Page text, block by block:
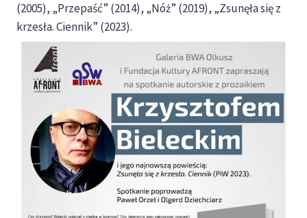
(2005), „Przepaść” (2014), „Nóż” (2019), „Zsunęła się z
krzesła. Ciennik” (2023).